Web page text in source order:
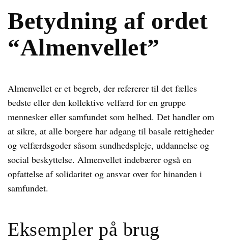
Betydning af ordet
“Almenvellet”
Almenvellet er et begreb, der refererer til det fælles
bedste eller den kollektive velfærd for en gruppe
mennesker eller samfundet som helhed. Det handler om
at sikre, at alle borgere har adgang til basale rettigheder
og velfærdsgoder såsom sundhedspleje, uddannelse og
social beskyttelse. Almenvellet indebærer også en
opfattelse af solidaritet og ansvar over for hinanden i
samfundet.
Eksempler på brug